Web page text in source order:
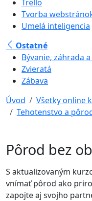
Trello
Tvorba
Umelá inteligencia
Ostatné
Bývanie, záhrada a
Zvieratá
Zábava
Úvod
Všetky online
Tehotenstvo a
Pôrod bez
S aktualizovaným
vnímať pôrod ako
zapojte aj svojho